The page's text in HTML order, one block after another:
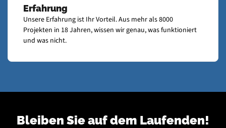
Erfahrung
Unsere Erfahrung ist Ihr Vorteil. Aus mehr als 8000
Projekten in 18 Jahren, wissen wir genau, was funktioniert
und was nicht.
Bleiben Sie auf dem Laufenden!